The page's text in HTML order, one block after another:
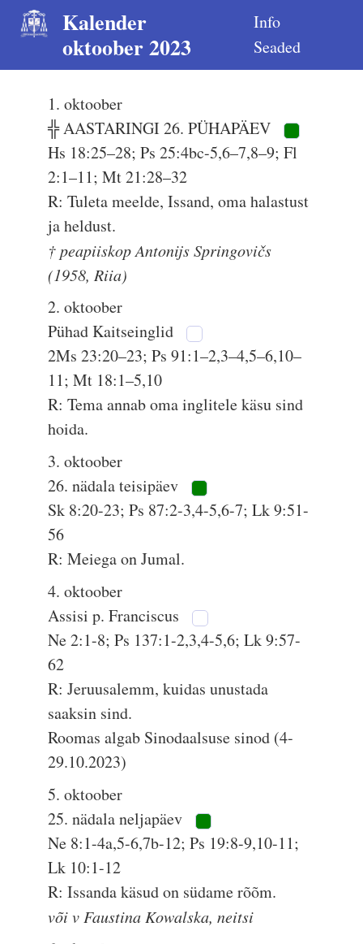
Kalender
oktoober 2023
Info
Seaded
1. oktoober
╬ AASTARINGI 26. PÜHAPÄEV
Hs 18:25–28; Ps 25:4bc-5,6–7,8–9; Fl
2:1–11; Mt 21:28–32
R: Tuleta meelde, Issand, oma halastust
ja heldust.
† peapiiskop Antonijs Springovičs
(1958, Riia)
2. oktoober
Pühad Kaitseinglid
2Ms 23:20–23; Ps 91:1–2,3–4,5–6,10–
11; Mt 18:1–5,10
R: Tema annab oma inglitele käsu sind
hoida.
3. oktoober
26. nädala teisipäev
Sk 8:20-23; Ps 87:2-3,4-5,6-7; Lk 9:51-
56
R: Meiega on Jumal.
4. oktoober
Assisi p. Franciscus
Ne 2:1-8; Ps 137:1-2,3,4-5,6; Lk 9:57-
62
R: Jeruusalemm, kuidas unustada
saaksin sind.
Roomas algab Sinodaalsuse sinod (4-
29.10.2023)
5. oktoober
25. nädala neljapäev
Ne 8:1-4a,5-6,7b-12; Ps 19:8-9,10-11;
Lk 10:1-12
R: Issanda käsud on südame rõõm.
või v Faustina Kowalska, neitsi